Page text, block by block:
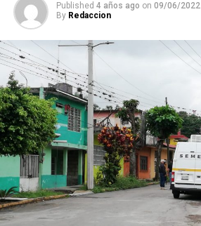
Published 4 años ago on 09/06/2022
By Redaccion